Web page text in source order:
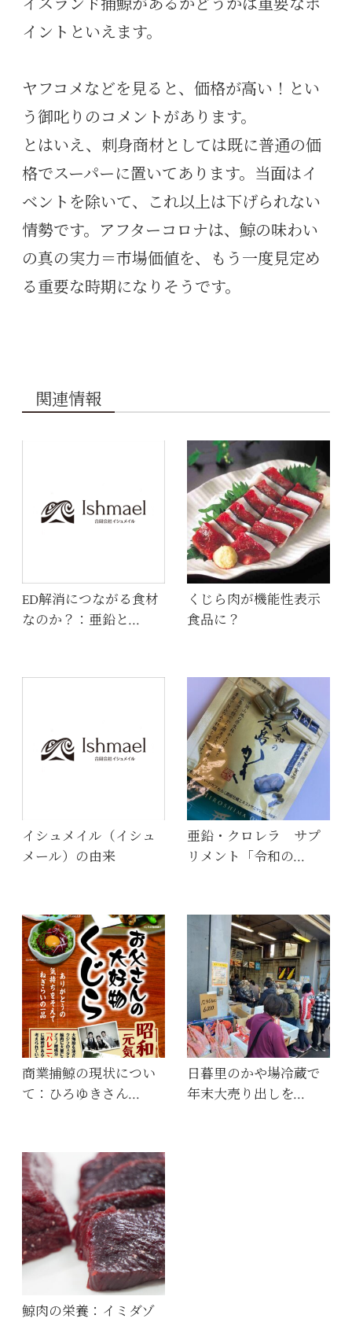
イスランド捕鯨があるかどうかは重要なポ
イントといえます。
ヤフコメなどを見ると、価格が高い！とい
う御叱りのコメントがあります。
とはいえ、刺身商材としては既に普通の価
格でスーパーに置いてあります。当面はイ
ベントを除いて、これ以上は下げられない
情勢です。アフターコロナは、鯨の味わい
の真の実力＝市場価値を、もう一度見定め
る重要な時期になりそうです。
関連情報
ED解消につながる食材
なのか？：亜鉛と…
くじら肉が機能性表示
食品に？
イシュメイル（イシュ
メール）の由来
亜鉛・クロレラ サプ
リメント「令和の…
商業捕鯨の現状につい
て：ひろゆきさん…
日暮里のかや場冷蔵で
年末大売り出しを…
鯨肉の栄養：イミダゾ